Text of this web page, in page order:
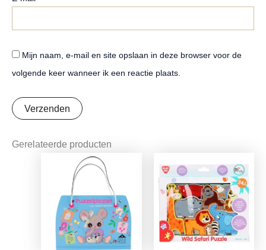
Mijn naam, e-mail en site opslaan in deze browser voor de
volgende keer wanneer ik een reactie plaats.
Gerelateerde producten